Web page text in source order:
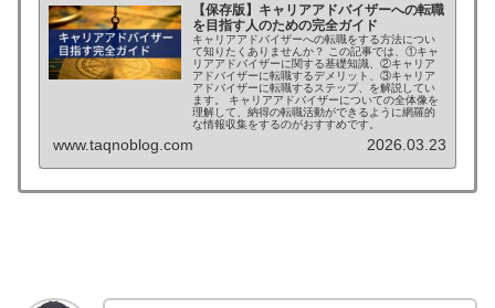
【保存版】キャリアアドバイザーへの転職
を目指す人のための完全ガイド
キャリアアドバイザーへの転職をする方法につい
て知りたくありませんか？ この記事では、①キャ
リアアドバイザーに関する基礎知識、②キャリア
アドバイザーに転職するデメリット、③キャリア
アドバイザーに転職するステップ、を解説してい
ます。 キャリアアドバイザーについての全体像を
理解して、納得の転職活動ができるように網羅的
な情報収集をするのがおすすめです。
www.taqnoblog.com 2026.03.23